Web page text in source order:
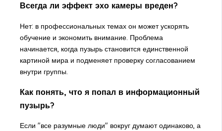
Всегда ли эффект эхо камеры вреден?
Нет: в профессиональных темах он может ускорять
обучение и экономить внимание. Проблема
начинается, когда пузырь становится единственной
картиной мира и подменяет проверку согласованием
внутри группы.
Как понять, что я попал в информационный
пузырь?
Если "все разумные люди" вокруг думают одинаково, а